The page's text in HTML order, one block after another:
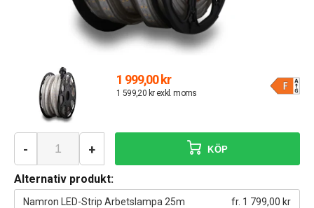
1 999,00 kr
1 599,20 kr exkl. moms
- + KÖP
Alternativ produkt:
Namron LED-Strip Arbetslampa 25m fr. 1 799,00 kr